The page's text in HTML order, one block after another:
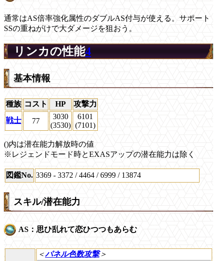
通常はAS倍率強化属性のダブルAS付与が使える。サポート
SSの重ねがけで大ダメージを狙おう。
リンカの性能4
基本情報
種族 コスト HP
攻撃力
戦士
77
3030
(3530)
6101
(7101)
()内は潜在能力解放時の値
※レジェンドモード時とEXASアップの潜在能力は除く
図鑑No. 3369 - 3372 / 4464 / 6999 / 13874
スキル/潜在能力
AS：思ひ乱れて恋ひつつもあらむ
＜パネル色数攻撃＞